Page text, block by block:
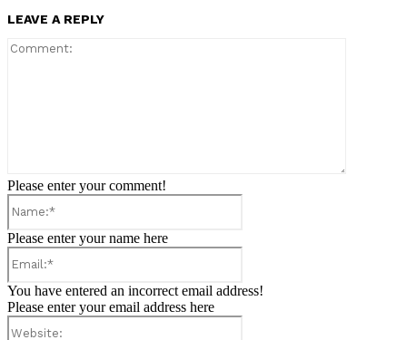
LEAVE A REPLY
Please enter your comment!
Please enter your name here
You have entered an incorrect email address!
Please enter your email address here